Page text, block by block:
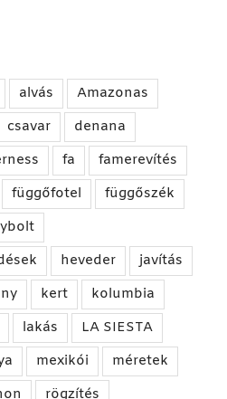
alvás
Amazonas
csavar
denana
fa
famerevítés
függőfotel
függőszék
heveder
javítás
kert
kolumbia
lakás
LA SIESTA
mexikói
méretek
rögzítés